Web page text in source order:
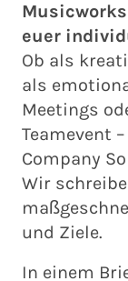
euer
Ob als
als
Meetings
Teamevent
Company
Wir
und Ziele.
In einem